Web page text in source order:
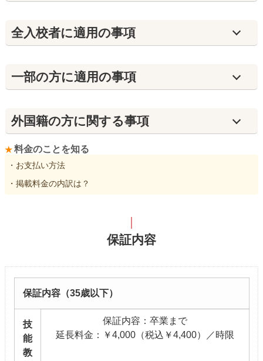
全入校者に適用の事項
⼀部の方に適用の事項
外国籍の方に関する事項
料金のことを知る
・お支払い方法
・掲載料金の内訳は？
保証内容
保証内容（35歳以下）
技
能
教
保証内容：卒業まで
延長料金：￥4,000（税込￥4,400）／時限